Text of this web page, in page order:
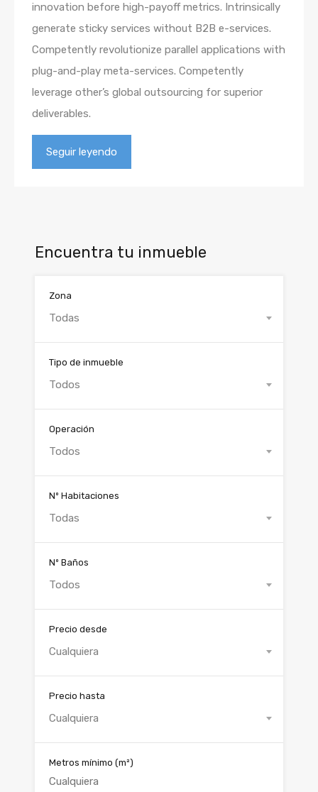
innovation before high-payoff metrics. Intrinsically
generate sticky services without B2B e-services.
Competently revolutionize parallel applications with
plug-and-play meta-services. Competently
leverage other’s global outsourcing for superior
deliverables.
Seguir leyendo
Encuentra tu inmueble
Zona
Todas
Tipo de inmueble
Todos
Operación
Todos
Nº Habitaciones
Todas
Nº Baños
Todos
Precio desde
Cualquiera
Precio hasta
Cualquiera
Metros mínimo (m²)